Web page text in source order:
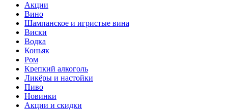
Акции
Вино
Шампанское и игристые вина
Виски
Водка
Коньяк
Ром
Крепкий алкоголь
Ликёры и настойки
Пиво
Новинки
Акции и скидки